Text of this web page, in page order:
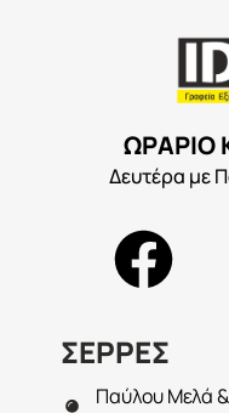
ΩΡΑΡΙΟ
Δευτέρα με
ΣΕΡΡΕΣ
Παύλου Μελά &